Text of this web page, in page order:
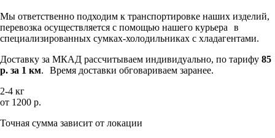
Мы ответственно подходим к транспортировке наших изделий,
перевозка осуществляется с помощью нашего курьера в
специализированных сумках-холодильниках с хладагентами.
Доставку за МКАД рассчитываем индивидуально, по тарифу 85
р. за 1 км. Время доставки обговариваем заранее.
2-4 кг
от 1200 р.
Точная сумма зависит от локации